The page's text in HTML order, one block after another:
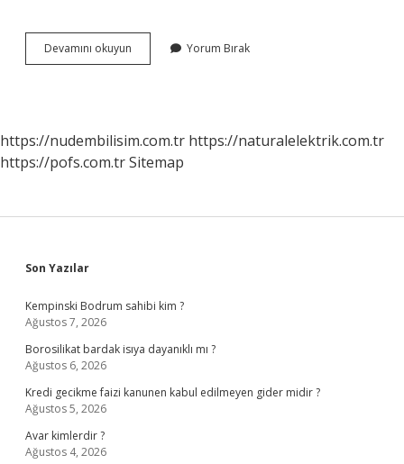
Devamını okuyun
Ne
Yorum Bırak
https://nudembilisim.com.tr https://naturalelektrik.com.tr
https://pofs.com.trSitemap
Sidebar
Son Yazılar
Kempinski Bodrum sahibi kim ?
Ağustos 7, 2026
Borosilikat bardak isıya dayanıklı mı ?
Ağustos 6, 2026
Kredi gecikme faizi kanunen kabul edilmeyen gider midir ?
Ağustos 5, 2026
Avar kimlerdir ?
Ağustos 4, 2026